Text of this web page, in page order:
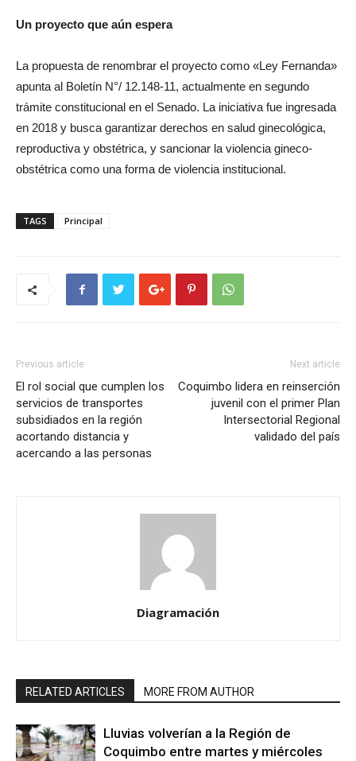
Un proyecto que aún espera
La propuesta de renombrar el proyecto como «Ley Fernanda»
apunta al Boletín N°/ 12.148-11, actualmente en segundo
trámite constitucional en el Senado. La iniciativa fue ingresada
en 2018 y busca garantizar derechos en salud ginecológica,
reproductiva y obstétrica, y sancionar la violencia gineco-
obstétrica como una forma de violencia institucional.
TAGS Principal
Previous article
El rol social que cumplen los
servicios de transportes
subsidiados en la región
acortando distancia y
acercando a las personas
Next article
Coquimbo lidera en reinserción
juvenil con el primer Plan
Intersectorial Regional
validado del país
Diagramación
RELATED ARTICLES MORE FROM AUTHOR
Lluvias volverían a la Región de
Coquimbo entre martes y miércoles